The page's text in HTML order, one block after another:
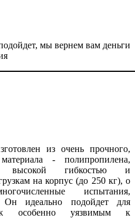
мы вернем вам деньги
из очень прочного,
- полипропилена,
высокой гибкостью и
на корпус (до 250 кг), о
испытания,
идеально подойдет для
особенно уязвимым к